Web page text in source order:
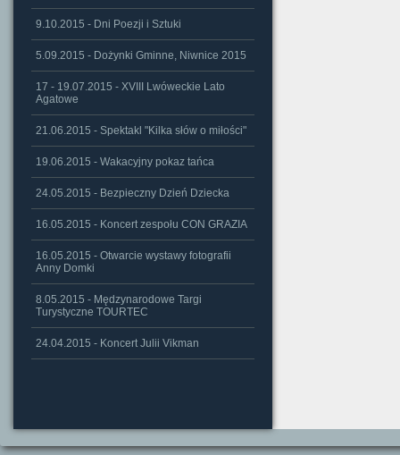
9.10.2015 - Dni Poezji i Sztuki
5.09.2015 - Dożynki Gminne, Niwnice 2015
17 - 19.07.2015 - XVIII Lwóweckie Lato
Agatowe
21.06.2015 - Spektakl "Kilka słów o miłości"
19.06.2015 - Wakacyjny pokaz tańca
24.05.2015 - Bezpieczny Dzień Dziecka
16.05.2015 - Koncert zespołu CON GRAZIA
16.05.2015 - Otwarcie wystawy fotografii
Anny Domki
8.05.2015 - Mędzynarodowe Targi
Turystyczne TOURTEC
24.04.2015 - Koncert Julii Vikman